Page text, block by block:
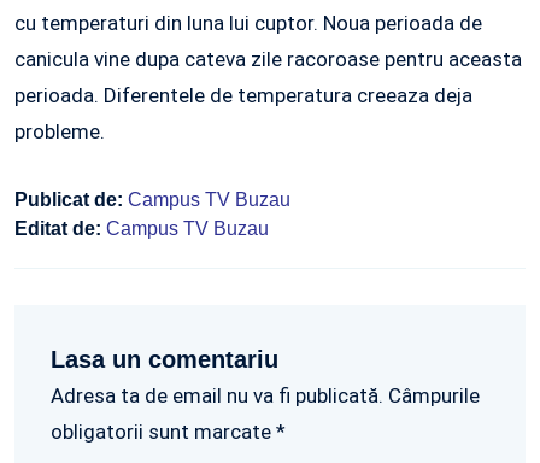
cu temperaturi din luna lui cuptor. Noua perioada de
canicula vine dupa cateva zile racoroase pentru aceasta
perioada. Diferentele de temperatura creeaza deja
probleme.
Publicat de: Campus TV Buzau
Editat de: Campus TV Buzau
Lasa un comentariu
Adresa ta de email nu va fi publicată. Câmpurile
obligatorii sunt marcate *